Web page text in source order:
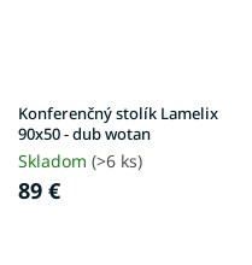
Konferenčný stolík Lamelix
90x50 - dub wotan
Skladom (>6 ks)
89 €